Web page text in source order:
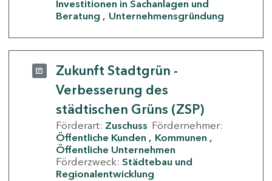
Investitionen in Sachanlagen und
Beratung
Unternehmensgründung
Zukunft Stadtgrün -
Verbesserung des
städtischen Grüns (ZSP)
Förderart: Zuschuss Fördernehmer:
Öffentliche Kunden
Kommunen
Öffentliche Unternehmen
Förderzweck: Städtebau und
Regionalentwicklung